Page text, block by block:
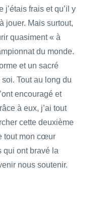
j’étais frais et qu’il y
jouer. Mais surtout,
quasiment « à
du monde.
et un sacré
Tout au long du
encouragé et
à eux, j’ai tout
cette deuxième
tout mon cœur
qui ont bravé la
nous soutenir.